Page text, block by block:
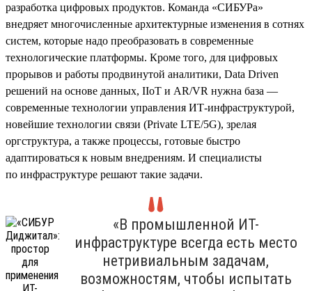
разработка цифровых продуктов. Команда «СИБУРа»
внедряет многочисленные архитектурные изменения в сотнях
систем, которые надо преобразовать в современные
технологические платформы. Кроме того, для цифровых
прорывов и работы продвинутой аналитики, Data Driven
решений на основе данных, IIoT и AR/VR нужна база —
современные технологии управления ИТ-инфраструктурой,
новейшие технологии связи (Private LTE/5G), зрелая
оргструктура, а также процессы, готовые быстро
адаптироваться к новым внедрениям. И специалисты
по инфраструктуре решают такие задачи.
«В промышленной ИТ-
инфраструктуре всегда есть место
нетривиальным задачам,
возможностям, чтобы испытать